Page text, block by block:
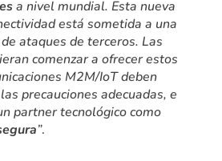
a nivel mundial. Esta nueva
está sometida a una
ataques de terceros. Las
comenzar a ofrecer estos
M2M/IoT deben
precauciones adecuadas, e
partner tecnológico como
”.